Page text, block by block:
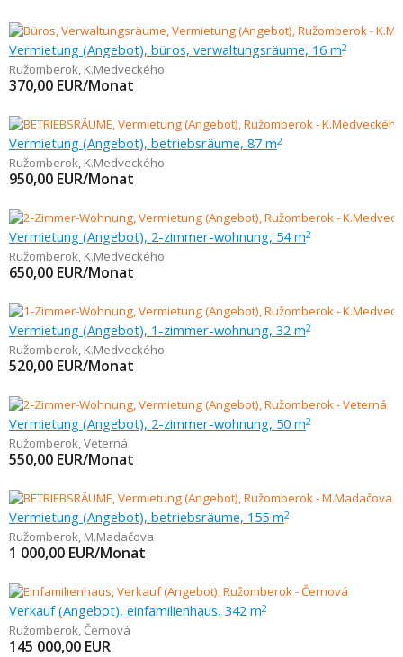
Vermietung (Angebot), büros, verwaltungsräume, 16 m2
Ružomberok, K.Medveckého
370,00 EUR/Monat
Vermietung (Angebot), betriebsräume, 87 m2
Ružomberok, K.Medveckého
950,00 EUR/Monat
Vermietung (Angebot), 2-zimmer-wohnung, 54 m2
Ružomberok, K.Medveckého
650,00 EUR/Monat
Vermietung (Angebot), 1-zimmer-wohnung, 32 m2
Ružomberok, K.Medveckého
520,00 EUR/Monat
Vermietung (Angebot), 2-zimmer-wohnung, 50 m2
Ružomberok,Veterná
550,00 EUR/Monat
Vermietung (Angebot), betriebsräume, 155 m2
Ružomberok, M.Madačova
1 000,00 EUR/Monat
Verkauf (Angebot), einfamilienhaus, 342 m2
Ružomberok, Černová
145 000,00 EUR